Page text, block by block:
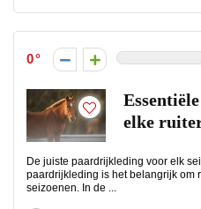
0
elke
De juiste paardrijkleding voor elk
paardrijkleding is het belangrijk om
seizoenen. In de ...